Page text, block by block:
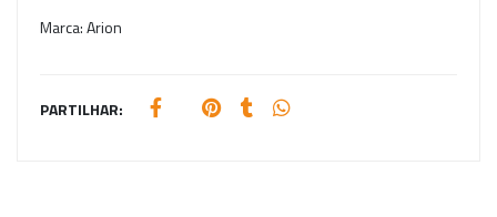
Marca:Arion
PARTILHAR: